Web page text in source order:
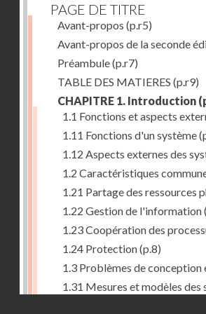
PAGE DE TITRE
Avant-propos (p.r5)
Avant-propos de la seconde
Préambule(p.r7)
TABLE DES MATIERES (p.r9)
CHAPITRE 1. Introduction
1.1 Fonctions et aspects
1.11 Fonctions d'un système
1.12 Aspects externes des
1.2 Caractéristiques
1.21 Partage des ressources
1.22 Gestion de l'information
1.23 Coopération des
1.24 Protection(p.8)
1.3 Problèmes de conception
1.31 Mesures et modèles des